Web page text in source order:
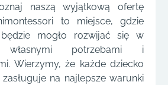
naszą wyjątkową ofertę
to miejsce, gdzie
mogło rozwijać się w
potrzebami i
Wierzymy, że każde dziecko
na najlepsze warunki